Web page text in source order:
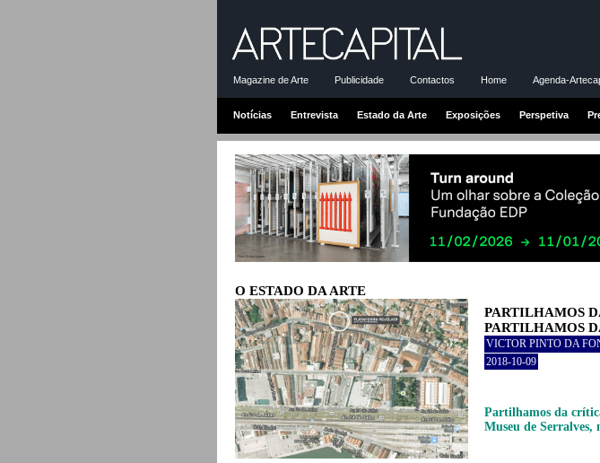
Magazine de Arte Publicidade Contactos Home Agenda-
Notícias Entrevista Estado da Arte Exposições Perspetiva
O ESTADO DA ARTE
PARTILHAMOS
PARTILHAMOS
VICTOR PINTO DA
2018-10-09
Partilhamos da
Museu de Serralves,